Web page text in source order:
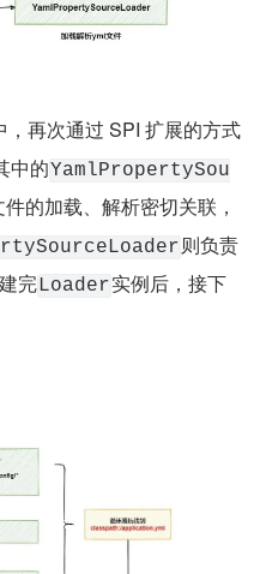
，再次通过 SPI 扩展的方式
中的YamlPropertySou
的加载、解析密切关联，
则负责
完Loader实例后，接下